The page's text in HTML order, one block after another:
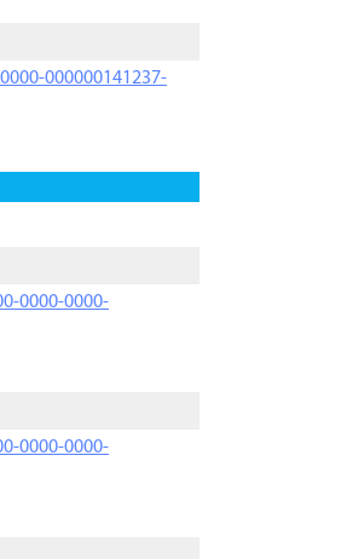
000000141237-
0000-0000-
0000-0000-